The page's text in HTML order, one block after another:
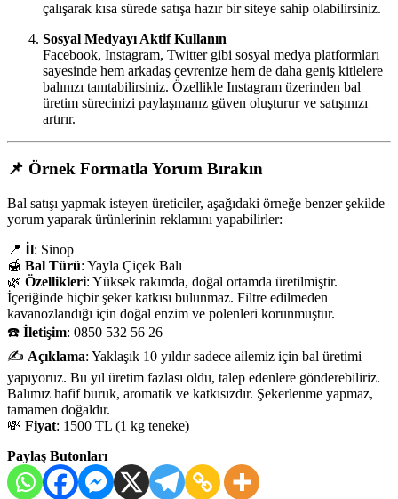
çalışarak kısa sürede satışa hazır bir siteye sahip olabilirsiniz.
Sosyal Medyayı Aktif Kullanın
Facebook, Instagram, Twitter gibi sosyal medya platformları
sayesinde hem arkadaş çevrenize hem de daha geniş kitlelere
balınızı tanıtabilirsiniz. Özellikle Instagram üzerinden bal
üretim sürecinizi paylaşmanız güven oluşturur ve satışınızı
artırır.
📌 Örnek Formatla Yorum Bırakın
Bal satışı yapmak isteyen üreticiler, aşağıdaki örneğe benzer şekilde
yorum yaparak ürünlerinin reklamını yapabilirler:
📍 İl: Sinop
🍯 Bal Türü: Yayla Çiçek Balı
🌿 Özellikleri: Yüksek rakımda, doğal ortamda üretilmiştir.
İçeriğinde hiçbir şeker katkısı bulunmaz. Filtre edilmeden
kavanozlandığı için doğal enzim ve polenleri korunmuştur.
☎️ İletişim: 0850 532 56 26
✍️ Açıklama: Yaklaşık 10 yıldır sadece ailemiz için bal üretimi
yapıyoruz. Bu yıl üretim fazlası oldu, talep edenlere gönderebiliriz.
Balımız hafif buruk, aromatik ve katkısızdır. Şekerlenme yapmaz,
tamamen doğaldır.
💸 Fiyat: 1500 TL (1 kg teneke)
Paylaş Butonları